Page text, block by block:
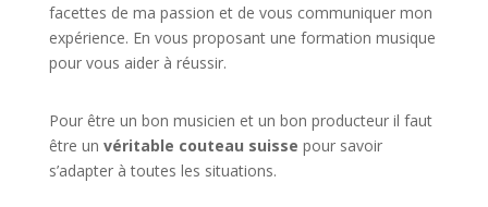
facettes de ma passion et de vous communiquer mon
expérience. En vous proposant une formation musique
pour vous aider à réussir.
Pour être un bon musicien et un bon producteur il faut
être un véritable couteau suisse pour savoir
s’adapter à toutes les situations.